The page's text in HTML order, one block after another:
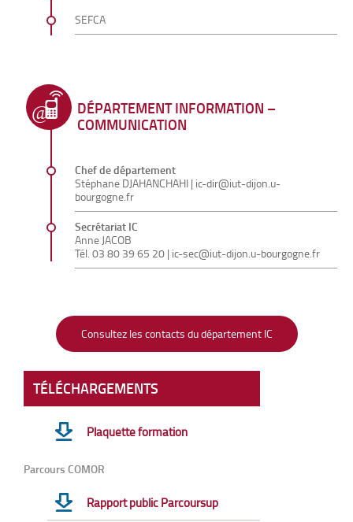
SEFCA
DÉPARTEMENT INFORMATION –
COMMUNICATION
Chef de département
Stéphane DJAHANCHAHI | ic-dir@iut-dijon.u-
bourgogne.fr
Secrétariat IC
Anne JACOB
Tél. 03 80 39 65 20 | ic-sec@iut-dijon.u-bourgogne.fr
Consultez les contacts du département IC
TÉLÉCHARGEMENTS
Plaquette formation
Parcours COMOR
Rapport public Parcoursup